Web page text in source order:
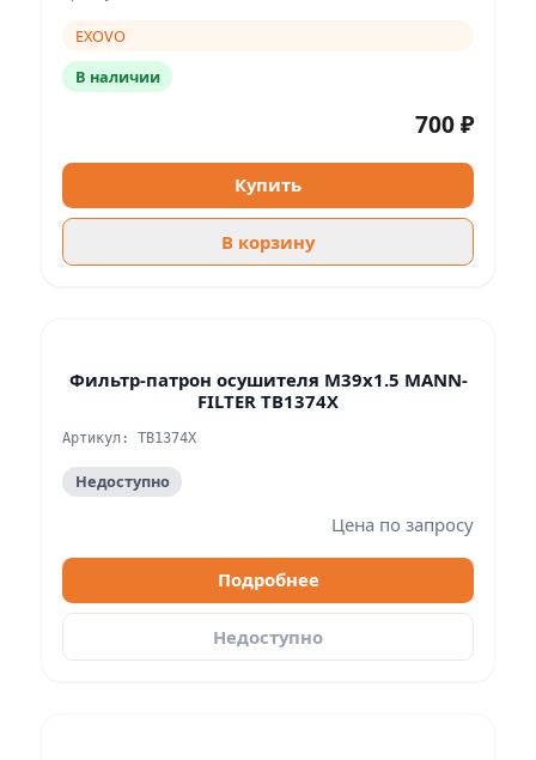
EXOVO
В наличии
700 ₽
Купить
В корзину
Фильтр-патрон осушителя M39x1.5 MANN-
FILTER TB1374X
Артикул: TB1374X
Недоступно
Цена по запросу
Подробнее
Недоступно